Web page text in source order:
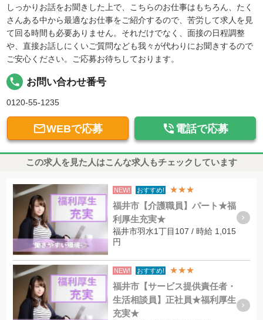
しっかりお話をお聞きした上で、こちらのお仕事はもちろん、たく
さんある中から最適なお仕事をご紹介するので、苦労して求人を見
て回る時間も必要ありません。それだけでなく、面接の日程調整
や、直接お話しにくいご質問なども我々が代わりにお聞きするので
ご安心ください。ご応募お待ちしております。
local_phone お問い合わせ番号
0120-55-1235
WEBで応募  電話で応募
この求人を見た人はこんな求人もチェックしています
NEW! おすすめ! ★★★
福井市【介護職員】パート★福
利厚生充実★
福井市羽水1丁目107 / 時給 1,015
円
NEW! おすすめ! ★★★
福井市【サービス提供責任者・
生活相談員】正社員★福利厚生
充実★